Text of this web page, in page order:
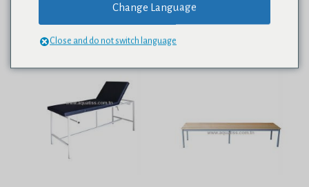
Change Language
Close and do not switch language